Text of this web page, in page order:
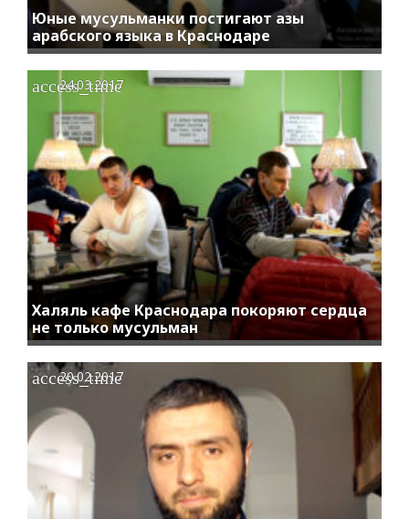
Юные мусульманки постигают азы
арабского языка в Краснодаре
Халяль кафе Краснодара покоряют сердца
не только мусульман
access_time
24.03.2017
access_time
20.02.2017